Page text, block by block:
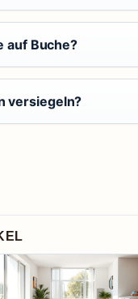
auf Buche?
versiegeln?